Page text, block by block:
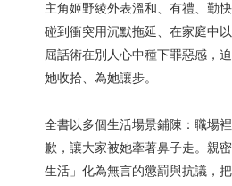
主角姬野綾外表溫和、有禮、勤
碰到衝突用沉默拖延、在家庭中
屈話術在別人心中種下罪惡感，
她收拾、為她讓步。
全書以多個生活場景鋪陳：職場
歉，讓大家被她牽著鼻子走。親
生活」化為無言的懲罰與抗議，